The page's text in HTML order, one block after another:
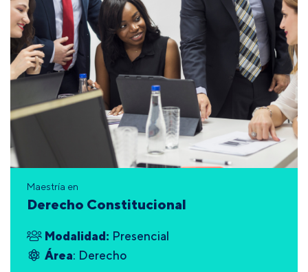
Maestría en
Derecho Constitucional
Modalidad: Presencial
Área: Derecho